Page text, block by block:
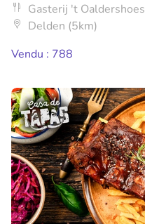
Gasterij 't Oaldershoes
Delden (5km)
Vendu : 788